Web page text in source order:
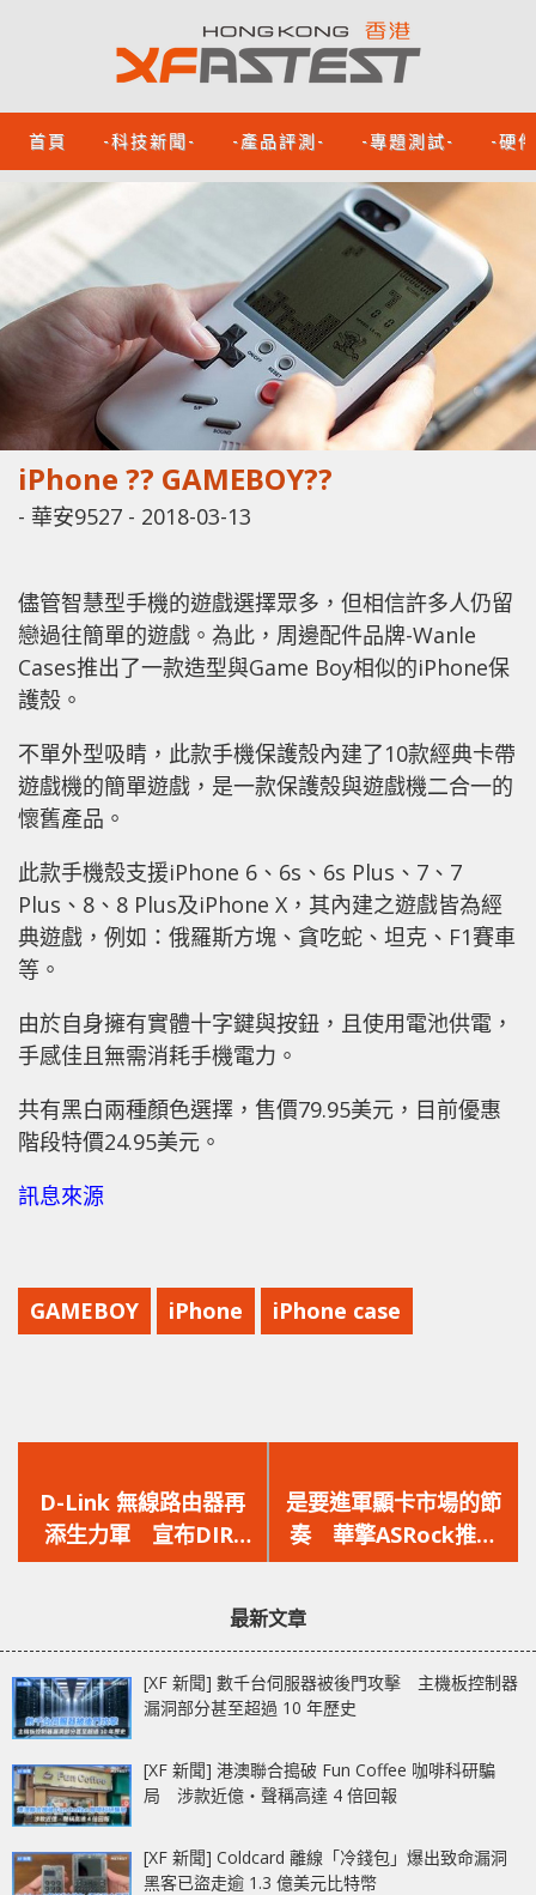
首頁 -科技新聞- -產品評測- -專題測試- -硬
iPhone ?? GAMEBOY??
- 華安9527 - 2018-03-13
儘管智慧型手機的遊戲選擇眾多，但相信許多人仍留
戀過往簡單的遊戲。 為此，周邊配件品牌-Wanle
Cases推出了一款造型與Game Boy相似的iPhone保
護殼。
不單外型吸睛，此款手機保護殼內建了10款經典卡帶
遊戲機的簡單遊戲，是一款保護殼與遊戲機二合一的
懷舊產品。
此款手機殼支援iPhone 6、6s、6s Plus、7、7
Plus、8、8 Plus及iPhone X，其內建之遊戲皆為經
典遊戲，例如：俄羅斯方塊、貪吃蛇、坦克、F1賽車
等。
由於自身擁有實體十字鍵與按鈕，且使用電池供電，
手感佳且無需消耗手機電力。
共有黑白兩種顏色選擇，售價79.95美元，目前優惠
階段特價24.95美元。
訊息來源
GAMEBOY iPhone iPhone case
一
篇
文
D-Link 無線路由器再
添生力軍 宣布DIR-
867新品全副武裝香港
一
篇
文
是要進軍顯卡市場的節
奏 華擎ASRock推出
Phantom Gaming新
最新文章
[XF 新聞] 數千台伺服器被後門攻擊 主機板控制器
漏洞部分甚至超過 10 年歷史
[XF 新聞] 港澳聯合搗破 Fun Coffee 咖啡科研騙
局 涉款近億‧聲稱高達 4 倍回報
[XF 新聞] Coldcard 離線「冷錢包」爆出致命漏洞
黑客已盜走逾 1.3 億美元比特幣